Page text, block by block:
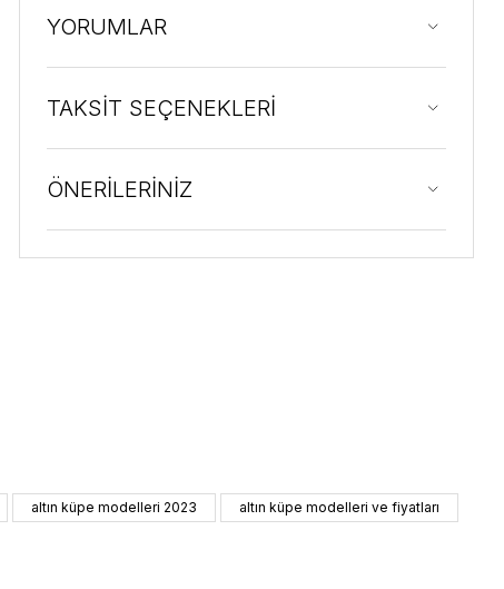
YORUMLAR
TAKSİT SEÇENEKLERİ
ÖNERİLERİNİZ
altın küpe modelleri 2023
altın küpe modelleri ve fiyatları